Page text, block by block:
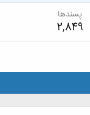
پسندها
2,849